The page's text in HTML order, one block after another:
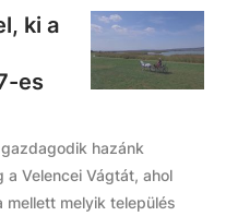
ki a
es
hazánk
a Velencei Vágtát, ahol
mellett melyik település